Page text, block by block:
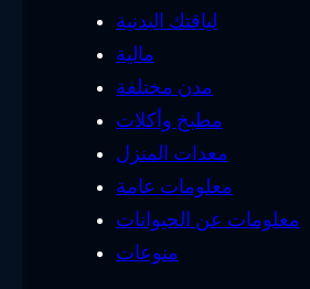
لياقتك البدنية
مالية
مدن مختلفة
مطبخ وأكلات
معدات المنزل
معلومات عامة
معلومات عن الحيوانات
منوعات